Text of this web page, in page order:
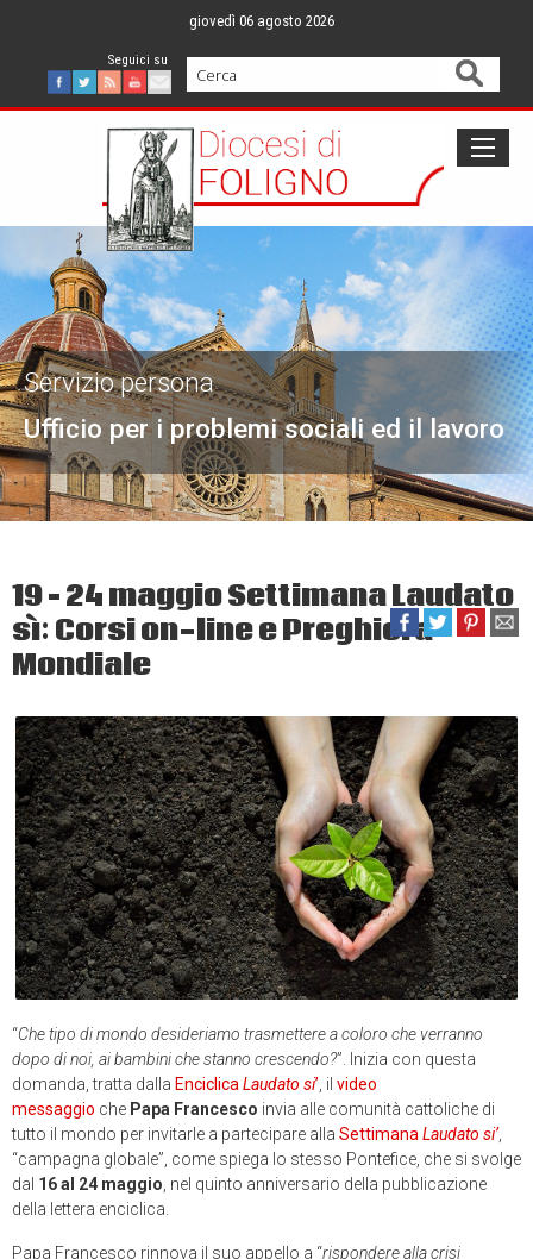
content
giovedì 06 agosto 2026
Facebook
Twitter
FeedYoutube
Mail
Cerca
Ufficio per i problemi sociali ed il lavoro
Servizio persona
19 – 24 maggio Settimana Laudato
sì: Corsi on-line e Preghiera
Mondiale
“Che tipo di mondo desideriamo trasmettere a coloro che verranno
dopo di noi, ai bambini che stanno crescendo?”. Inizia con questa
domanda, tratta dalla Enciclica Laudato si’ , il video
messaggio che Papa Francesco invia alle comunità cattoliche di
tutto il mondo per invitarle a partecipare alla Settimana Laudato si’,
“campagna globale”, come spiega lo stesso Pontefice, che si svolge
dal 16 al 24 maggio , nel quinto anniversario della pubblicazione
della lettera enciclica.
Papa Francesco rinnova il suo appello a “rispondere alla crisi